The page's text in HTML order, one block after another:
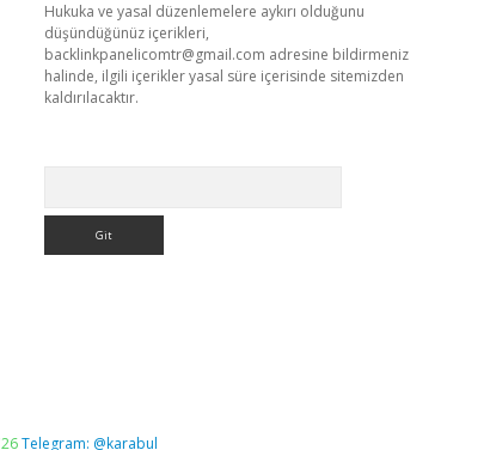
Hukuka ve yasal düzenlemelere aykırı olduğunu
düşündüğünüz içerikleri,
backlinkpanelicomtr@gmail.com adresine bildirmeniz
halinde, ilgili içerikler yasal süre içerisinde sitemizden
kaldırılacaktır.
Telegram: @karabul